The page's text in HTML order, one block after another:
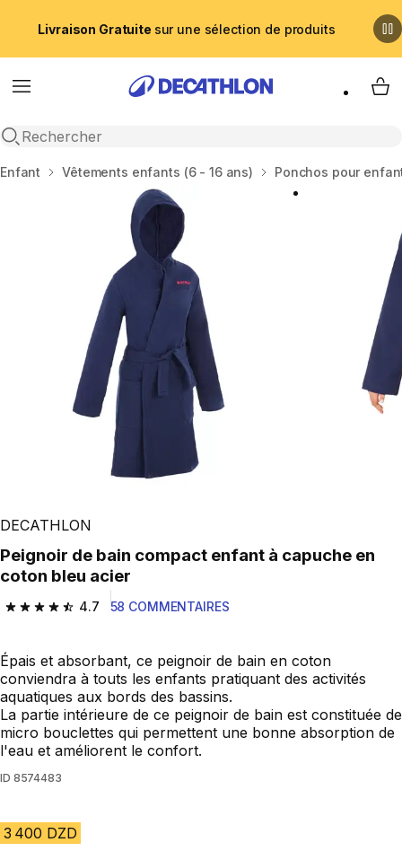
Livraison Gratuite sur une sélection de produits
Menu
Recherche ouverte
My
Accueil
Enfant Vêtements enfants (6 - 16 ans) Ponchos pour
DECATHLON
Peignoir de bain compact enfant à capuche en
coton bleu acier
4.7
4.7 out of 5 stars from 58 reviews
58 COMMENTAIRES
Épais et absorbant, ce peignoir de bain en coton
conviendra à touts les enfants pratiquant des activités
aquatiques aux bords des bassins.
La partie intérieure de ce peignoir de bain est constituée de
micro bouclettes qui permettent une bonne absorption de
l'eau et améliorent le confort.
ID 8574483
3 400 DZD